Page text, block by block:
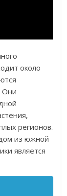
около
Они
регионов.
из южной
является